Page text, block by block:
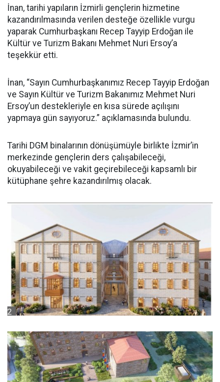
İnan, tarihi yapıların İzmirli gençlerin hizmetine
kazandırılmasında verilen desteğe özellikle vurgu
yaparak Cumhurbaşkanı Recep Tayyip Erdoğan ile
Kültür ve Turizm Bakanı Mehmet Nuri Ersoy’a
teşekkür etti.
İnan, “Sayın Cumhurbaşkanımız Recep Tayyip Erdoğan
ve Sayın Kültür ve Turizm Bakanımız Mehmet Nuri
Ersoy’un destekleriyle en kısa sürede açılışını
yapmaya gün sayıyoruz.” açıklamasında bulundu.
Tarihi DGM binalarının dönüşümüyle birlikte İzmir’in
merkezinde gençlerin ders çalışabileceği,
okuyabileceği ve vakit geçirebileceği kapsamlı bir
kütüphane şehre kazandırılmış olacak.